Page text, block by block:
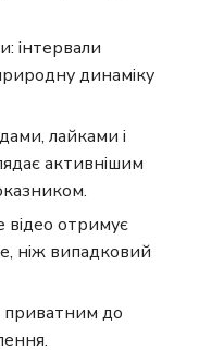
інтервали
динаміку
лайками і
активнішим
відео отримує
ніж випадковий
приватним до